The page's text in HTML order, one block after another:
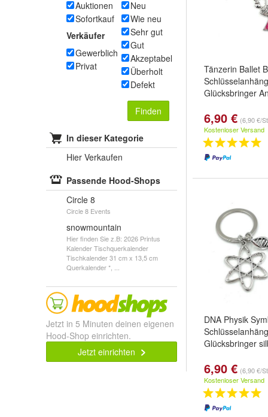
Auktionen
Sofortkauf
Verkäufer
Gewerblich
Privat
Neu
Wie neu
Sehr gut
Gut
Akzeptabel
Überholt
Defekt
Finden
In dieser Kategorie
Hier Verkaufen
Passende Hood-Shops
Circle 8
Circle 8 Events
snowmountain
Hier finden Sie z.B: 2026 Printus
Kalender Tischquerkalender
Tischkalender 31 cm x 13,5 cm
Querkalender *, ...
Jetzt in 5 Minuten deinen eigenen
Hood-Shop einrichten.
Jetzt einrichten
Tänzerin Ballet
Glücksbringer
6,90 € (6,90 €/
Kostenloser Versand
DNA Physik
Glücksbringer
6,90 € (6,90 €/
Kostenloser Versand